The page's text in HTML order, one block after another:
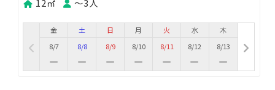
金
8/7
土
8/8
日
8/9
月
8/10
火
8/11
水
8/12
木
8/13